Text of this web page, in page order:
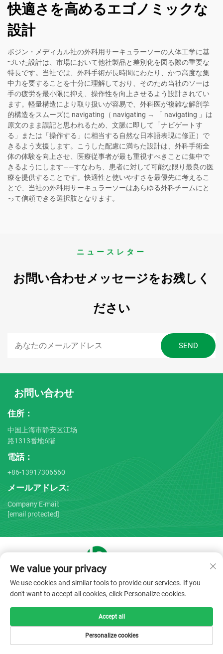
快適さを高めるエゴノミックな
設計
ボジン・メディカル社の外科用サーキュラーソーの人体工学に基
づいた設計は、市場において他社製品と差別化を図る際の重要な
特長です。当社では、外科手術が長時間にわたり、かつ高度な集
中力を要することを十分に理解しており、そのため当社のソーは
手の疲労を最小限に抑え、操作性を向上させるよう設計されてい
ます。軽量構造により取り扱いが容易で、外科医が複雑な解剖学
的構造をスムーズに navigating（ navigating → 「 navigating 」は
原文のまま誤記と思われるため、文脈に即して「ナビゲートす
る」または「操作する」に相当する自然な日本語表現に修正）で
きるよう支援します。こうした配慮に満ちた設計は、外科手術全
体の体験を向上させ、医療従事者が最も重視すべきことに集中で
きるようにします——すなわち、患者に対して可能な限り最良の医
療を提供することです。快適性と使いやすさを最優先に考えるこ
とで、当社の外科用サーキュラーソーはあらゆる外科チームにと
って信頼できる選択肢となります。
ニュースレター
お問い合わせメッセージをお残しく
ださい
お問い合わせ
住所：
中国上海市静安区江场
路1313番地6階
電話：
+86-13917306560
メールアドレス:
Company E-mail:
[email protected]
Copyright © 2025 by Shanghai Bojin Medical Instrument Co.,
Ltd. - プライバシーポリシー
We value your privacy
We use cookies and similar tools to provide our services. If you
don't want to accept all cookies, click Personalize cookies.
Personalize cookies
Accept all